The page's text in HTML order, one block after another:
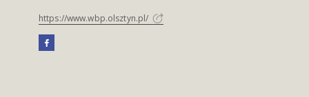
https://www.wbp.olsztyn.pl/